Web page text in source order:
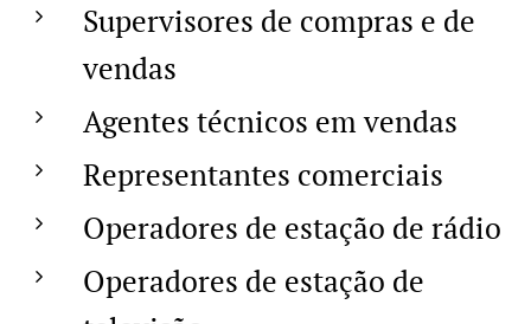
Supervisores de compras e de
vendas
Agentes técnicos em vendas
Representantes comerciais
Operadores de estação de rádio
Operadores de estação de